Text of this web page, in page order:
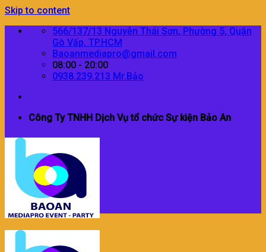
Skip to content
566/137/13 Nguyễn Thái Sơn, Phường 5, Quận
Gò Vấp, TP.HCM
Baoanmediapro@gmail.com
08:00 - 20:00
0938.239.213 Mr.Bảo
Công Ty TNHH Dịch Vụ tổ chức Sự kiện Bảo An